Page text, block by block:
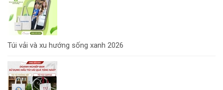
Túi vải và xu hướng sống xanh 2026